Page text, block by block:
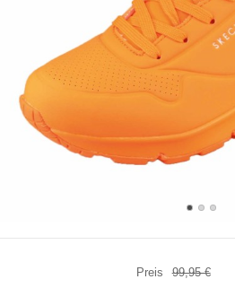
Preis 99,95 €